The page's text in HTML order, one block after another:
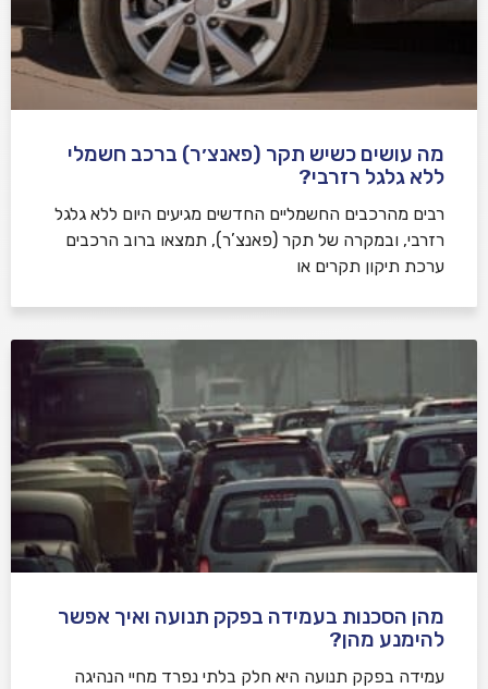
מה עושים כשיש תקר (פאנצ׳ר) ברכב חשמלי
ללא גלגל רזרבי?
רבים מהרכבים החשמליים החדשים מגיעים היום ללא גלגל
רזרבי, ובמקרה של תקר (פאנצ’ר), תמצאו ברוב הרכבים
ערכת תיקון תקרים או
מהן הסכנות בעמידה בפקק תנועה ואיך אפשר
להימנע מהן?
עמידה בפקק תנועה היא חלק בלתי נפרד מחיי הנהיגה